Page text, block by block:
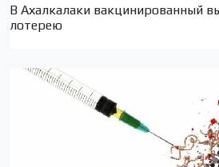
В Ахалкалаки вакцинированный
лотерею